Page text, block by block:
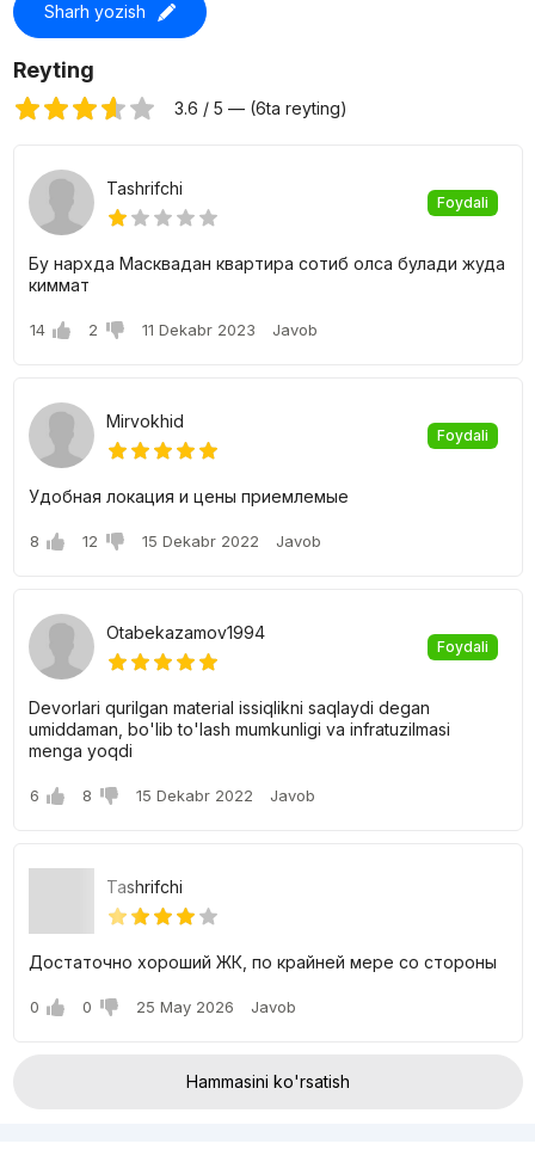
Sharh yozish
Reyting
3.6 / 5 — (6ta reyting)
Tashrifchi
Foydali
Бу нархда Масквадан квартира сотиб олса булади жуда
киммат
14 2 11 Dekabr 2023 Javob
Mirvokhid
Foydali
Удобная локация и цены приемлемые
8 12 15 Dekabr 2022 Javob
Otabekazamov1994
Foydali
Devorlari qurilgan material issiqlikni saqlaydi degan
umiddaman, bo'lib to'lash mumkunligi va infratuzilmasi
menga yoqdi
6 8 15 Dekabr 2022 Javob
Tashrifchi
Достаточно хороший ЖК, по крайней мере со стороны
0 0 25 May 2026 Javob
Hammasini ko'rsatish